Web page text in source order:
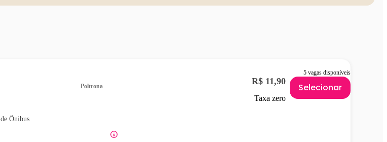
5 vagas disponíveis
Ônibus
Poltrona R$ 11,90
Taxa zero
Selecionar